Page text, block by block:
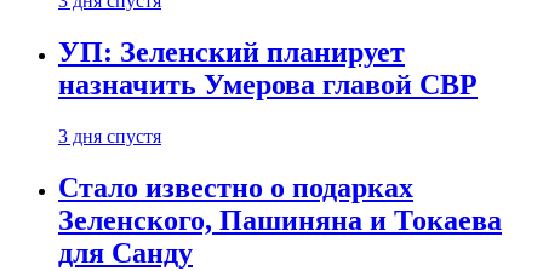
УП: Зеленский планирует
назначить Умерова главой СВР
3 дня спустя
Стало известно о подарках
Зеленского, Пашиняна и Токаева
для Санду